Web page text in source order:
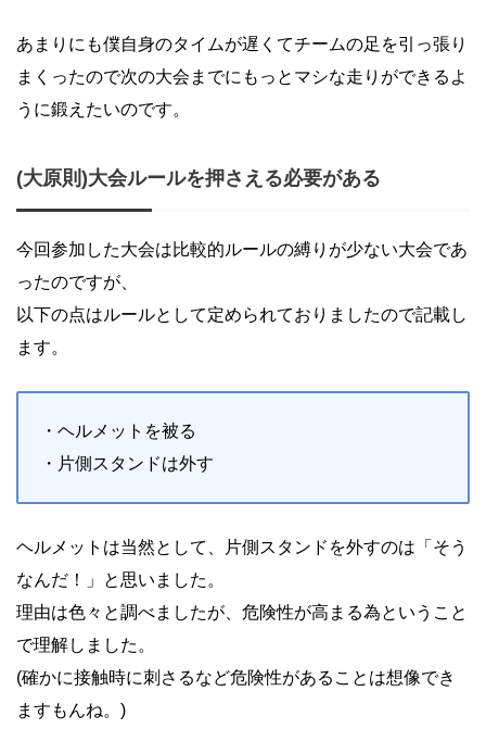
あまりにも僕自身のタイムが遅くてチームの足を引っ張り
まくったので次の大会までにもっとマシな走りができるよ
うに鍛えたいのです。
(大原則)大会ルールを押さえる必要がある
今回参加した大会は比較的ルールの縛りが少ない大会であ
ったのですが、
以下の点はルールとして定められておりましたので記載し
ます。
・ヘルメットを被る
・片側スタンドは外す
ヘルメットは当然として、片側スタンドを外すのは「そう
なんだ！」と思いました。
理由は色々と調べましたが、危険性が高まる為ということ
で理解しました。
(確かに接触時に刺さるなど危険性があることは想像でき
ますもんね。)